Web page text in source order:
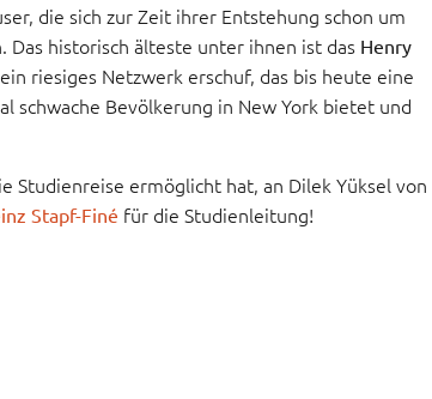
die sich zur Zeit ihrer Entstehung schon um
historisch älteste unter ihnen ist das Henry
riesiges Netzwerk erschuf, das bis heute eine
Bevölkerung in New York bietet und
Studienreise ermöglicht hat, an Dilek Yüksel von
Stapf-Finé für die Studienleitung!